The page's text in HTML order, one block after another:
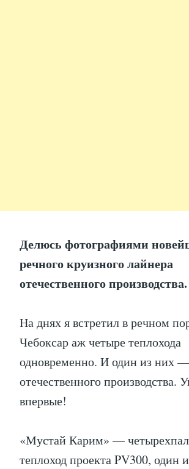
Делюсь фотографиями
речного круизного лайнера
отечественного производства.
На днях я встретил в речном
Чебоксар аж четыре теплохода
одновременно. И один из них
отечественного производства.
впервые!
«Мустай Карим» —
теплоход проекта PV300, один